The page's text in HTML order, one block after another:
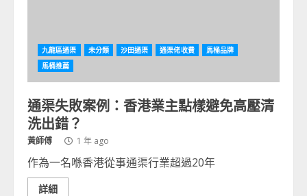
九龍區通渠 未分類 沙田通渠 通渠佬收費
馬桶品牌
馬桶推薦
通渠失敗案例：香港業主點樣避免高壓清
洗出錯？
黃師傅 1 年 ago
作為一名喺香港從事通渠行業超過20年
詳細